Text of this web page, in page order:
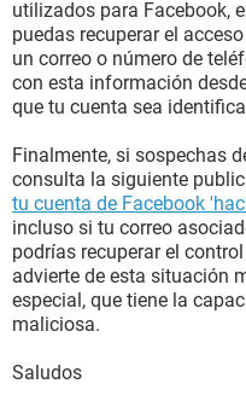
utilizados para Facebook,
puedas recuperar el
un correo o número de
con esta información
que tu cuenta sea
Finalmente, si sospechas
consulta la siguiente
tu cuenta de Facebook
incluso si tu correo
podrías recuperar el
advierte de esta situación
especial, que tiene la
maliciosa.
Saludos